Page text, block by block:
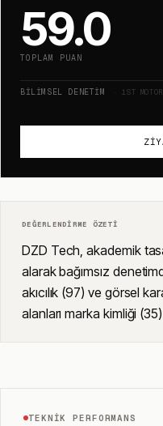
59.0
TOPLAM PUAN
BILIMSEL DENETIM · 1ST
DEĞERLENDIRME ÖZETI
DZD Tech, akademik
alarak bağımsız
akıcılık (97) ve görsel
alanları marka kimliği
TEKNIK PERFORMANS